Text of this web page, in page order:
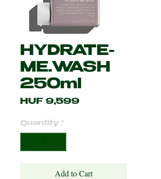
HYDRATE-
ME.WASH
250ml
HUF 9,599Price
Quantity *
Add to Cart